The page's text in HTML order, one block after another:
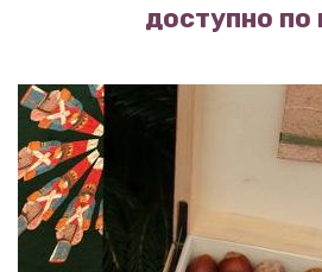
доступно по